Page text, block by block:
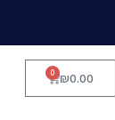
₪0.00
0